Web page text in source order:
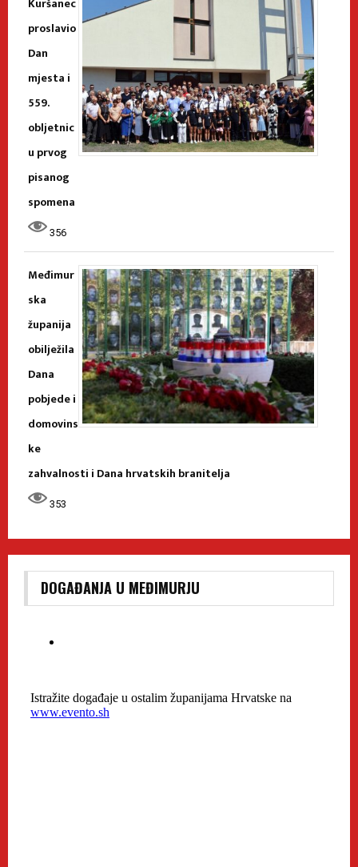
proslavio
Dan
mjesta i
559.
obljetnic
u prvog
pisanog
spomena
356
Međimur
ska
županija
obilježila
Dana
pobjede i
domovins
ke
zahvalnosti i Dana hrvatskih branitelja
353
DOGAĐANJA U MEĐIMURJU